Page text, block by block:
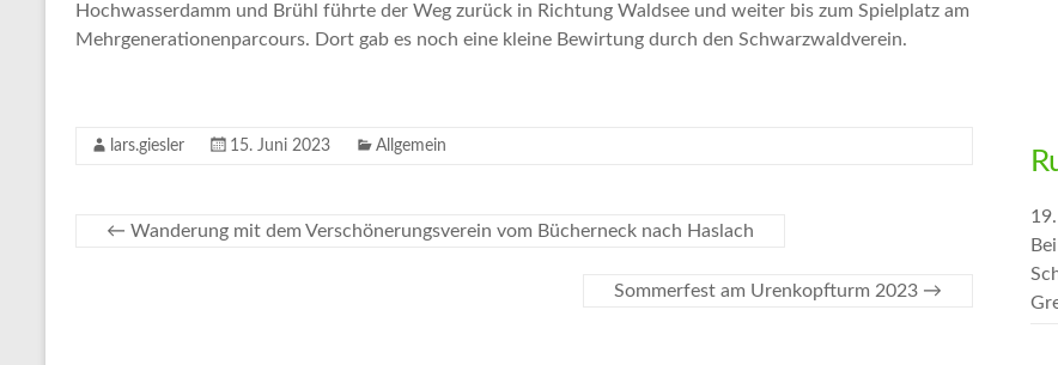
Hochwasserdamm und Brühl führte der Weg zurück in Richtung Waldsee und weiter bis zum Spielplatz am
Mehrgenerationenparcours. Dort gab es noch eine kleine Bewirtung durch den Schwarzwaldverein.
lars.giesler 15. Juni 2023 Allgemein
← Wanderung mit dem Verschönerungsverein vom Bücherneck nach Haslach
Sommerfest am Urenkopfturm 2023 →